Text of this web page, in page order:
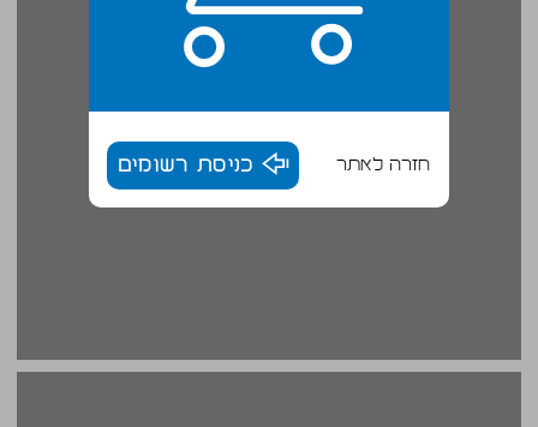
חזרה לאתר כניסת רשומים